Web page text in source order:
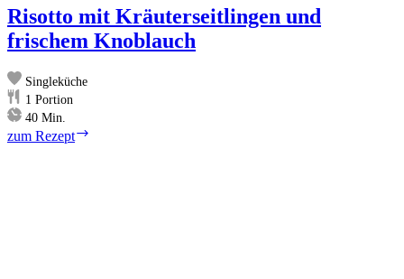
Risotto mit Kräuterseitlingen und
frischem Knoblauch
Singleküche
1 Portion
40Minuten
Min.
zum Rezept